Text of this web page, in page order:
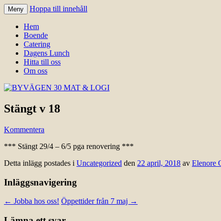
BYVÄGEN 30 MAT & LOGI
Meny Hoppa till innehåll
Hem
Boende
Catering
Dagens Lunch
Hitta till oss
Om oss
Stängt v 18
Kommentera
*** Stängt 29/4 – 6/5 pga renovering ***
Detta inlägg postades i Uncategorized den 22 april, 2018 av Elenore
Inläggsnavigering
← Jobba hos oss! Öppettider från 7 maj →